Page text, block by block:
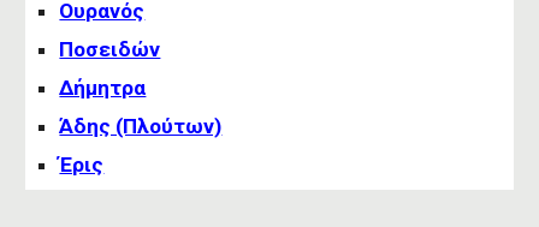
Ουρανός
Ποσειδών
Δήμητρα
Άδης (Πλούτων)
Έρις